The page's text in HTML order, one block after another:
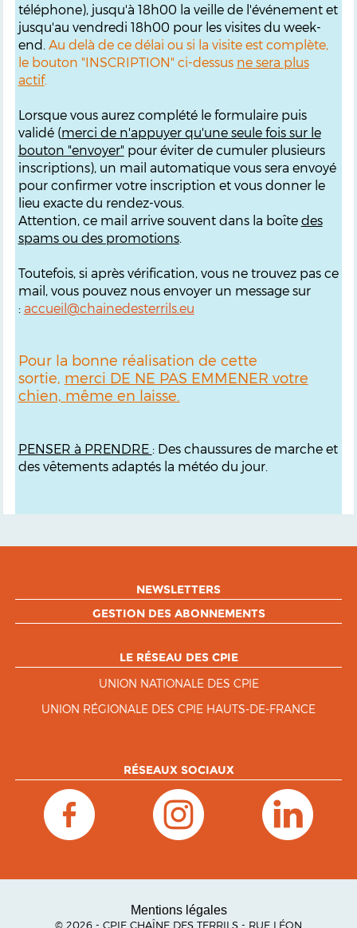
téléphone), jusqu'à 18h00 la veille de l'événement et
jusqu'au vendredi 18h00 pour les visites du week-
end. Au delà de ce délai ou si la visite est complète,
le bouton "INSCRIPTION" ci-dessus ne sera plus
actif.
Lorsque vous aurez complété le formulaire puis
validé (merci de n'appuyer qu'une seule fois sur le
bouton "envoyer" pour éviter de cumuler plusieurs
inscriptions), un mail automatique vous sera envoyé
pour confirmer votre inscription et vous donner le
lieu exacte du rendez-vous.
Attention, ce mail arrive souvent dans la boîte des
spams ou des promotions.
Toutefois, si après vérification, vous ne trouvez pas ce
mail, vous pouvez nous envoyer un message sur
: accueil@chainedesterrils.eu
Pour la bonne réalisation de cette
sortie, merci DE NE PAS EMMENER votre
chien, même en laisse.
PENSER à PRENDRE : Des chaussures de marche et
des vêtements adaptés la météo du jour.
NEWSLETTERS
GESTION DES ABONNEMENTS
LE RÉSEAU DES CPIE
UNION NATIONALE DES CPIE
UNION RÉGIONALE DES CPIE HAUTS-DE-FRANCE
RÉSEAUX SOCIAUX
Mentions légales
© 2026 - CPIE CHAÎNE DES TERRILS - RUE LÉON